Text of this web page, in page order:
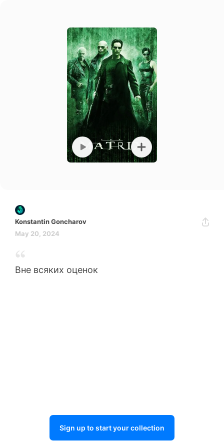
The Matrix
Konstantin Goncharov
May 20, 2024
Вне всяких оценок
Sign up to start your collection